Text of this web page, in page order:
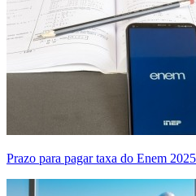
Prazo para pagar taxa do Enem